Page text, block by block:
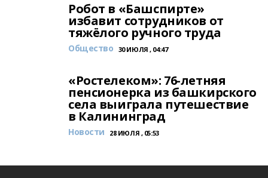
Робот в «Башспирте»
избавит сотрудников от
тяжёлого ручного труда
Общество 30 ИЮЛЯ , 04:47
«Ростелеком»: 76-летняя
пенсионерка из башкирского
села выиграла путешествие
в Калининград
Новости 28 ИЮЛЯ , 05:53